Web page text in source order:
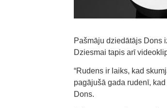
Pašmāju dziedātājs Dons
Dziesmai tapis arī
“Rudens ir laiks, kad
pagājušā gada rudenī,
Dons.